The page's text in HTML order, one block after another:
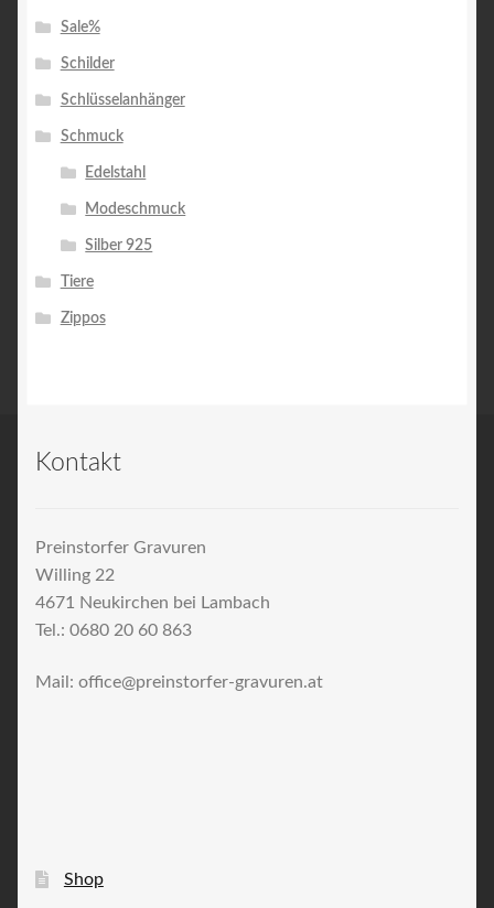
Sale%
Schilder
Schlüsselanhänger
Schmuck
Edelstahl
Modeschmuck
Silber 925
Tiere
Zippos
Kontakt
Preinstorfer Gravuren
Willing 22
4671 Neukirchen bei Lambach
Tel.: 0680 20 60 863
Mail: office@preinstorfer-gravuren.at
Shop